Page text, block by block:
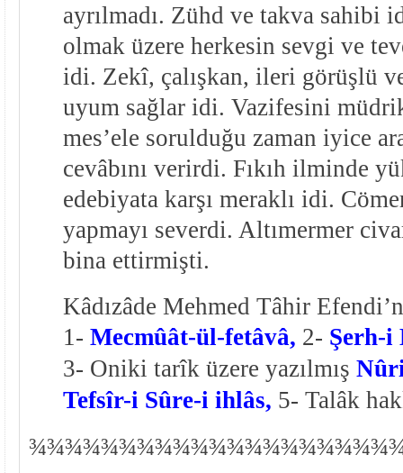
ayrılmadı. Zühd ve takva sahibi
olmak üzere herkesin sevgi ve
idi. Zekî, çalışkan, ileri görüşlü
uyum sağlar idi. Vazifesini
mes’ele sorulduğu zaman iyice
cevâbını verirdi. Fıkıh ilminde
edebiyata karşı meraklı idi.
yapmayı severdi. Altımermer
bina ettirmişti.
Kâdızâde Mehmed Tâhir
1- Mecmûât-ül-fetâvâ, 2- Şerh-i
3- Oniki tarîk üzere yazılmış
Tefsîr-i Sûre-i ihlâs, 5- Talâk
¾¾